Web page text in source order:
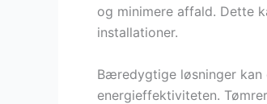
og minimere affald. Dette
installationer.
Bæredygtige løsninger
energieffektiviteten.